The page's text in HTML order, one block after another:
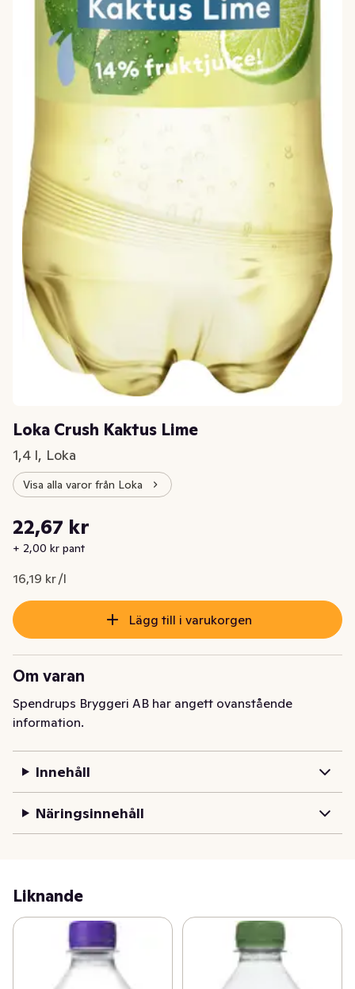
Loka Crush Kaktus Lime
1,4 l, Loka
Visa alla varor från Loka
Nuvarande pris är: 22,67 kr
22,67 kr
+ 2,00 kr pant
16,19 kr /l
Styckpris: 16,19 kr /l
Lägg till i varukorgen
Om varan
Spendrups Bryggeri AB har angett ovanstående
information.
Innehåll
Näringsinnehåll
Liknande